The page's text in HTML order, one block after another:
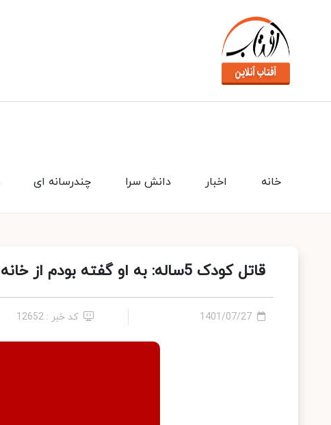
چندرسانه ای دانش سرا اخبار خانه
قاتل کودک 5ساله: به او گفته بودم از خانه بیرون نیاید، گوش نکرد
1401/07/27 کد خبر : 12652